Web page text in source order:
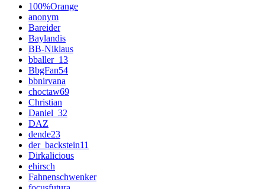
100%Orange
anonym
Bareider
Baylandis
BB-Niklaus
bballer_13
BbgFan54
bbnirvana
choctaw69
Christian
Daniel_32
DAZ
dende23
der_backstein11
Dirkalicious
ehirsch
Fahnenschwenker